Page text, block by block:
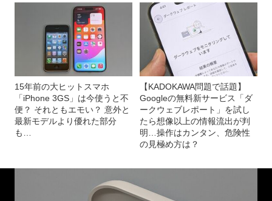
15年前の大ヒットスマホ
「iPhone 3GS」は今使うと不
便？ それともエモい？ 意外と
最新モデルより優れた部分
も…
【KADOKAWA問題で話題】
Googleの無料新サービス「ダ
ークウェブレポート」を試し
たら想像以上の情報流出が判
明…操作はカンタン、危険性
の見極め方は？